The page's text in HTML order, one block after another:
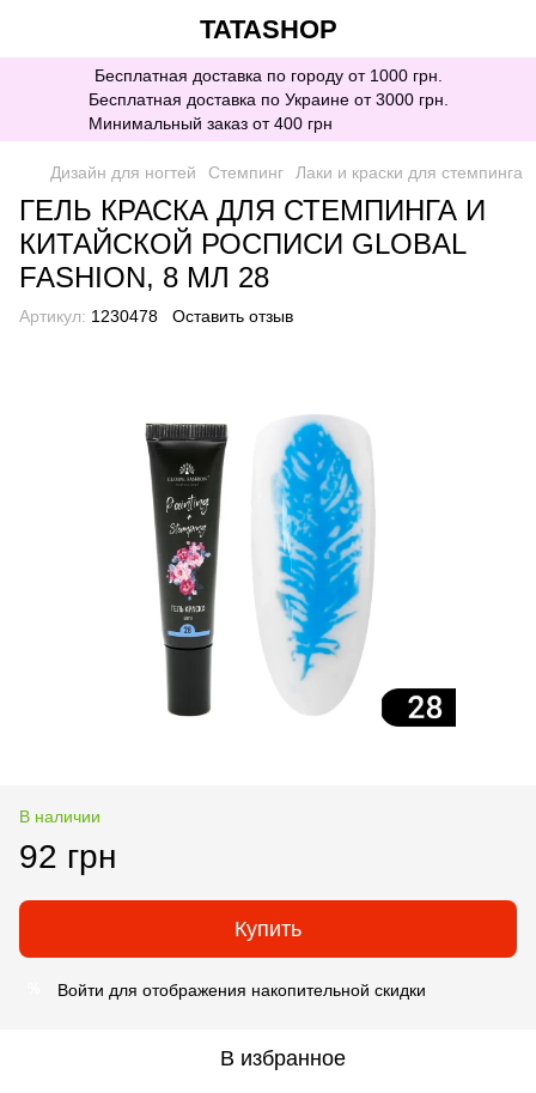
TATASHOP
Бесплатная доставка по городу от 1000 грн.
Бесплатная доставка по Украине от 3000 грн.
Минимальный заказ от 400 грн
Дизайн для ногтей Стемпинг Лаки и краски для стемпинга
ГЕЛЬ КРАСКА ДЛЯ СТЕМПИНГА И
КИТАЙСКОЙ РОСПИСИ GLOBAL
FASHION, 8 МЛ 28
Артикул: 1230478 Оставить отзыв
В наличии
92 грн
Купить
Войти для отображения накопительной скидки
В избранное